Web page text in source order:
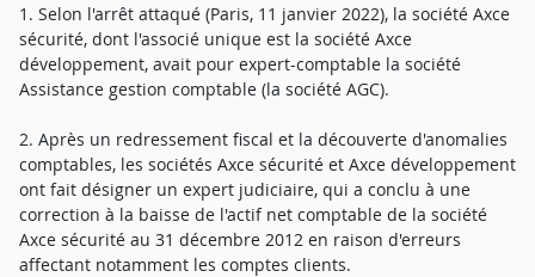
1. Selon l'arrêt attaqué (Paris, 11 janvier 2022), la société Axce
sécurité, dont l'associé unique est la société Axce
développement, avait pour expert-comptable la société
Assistance gestion comptable (la société AGC).
2. Après un redressement fiscal et la découverte d'anomalies
comptables, les sociétés Axce sécurité et Axce développement
ont fait désigner un expert judiciaire, qui a conclu à une
correction à la baisse de l'actif net comptable de la société
Axce sécurité au 31 décembre 2012 en raison d'erreurs
affectant notamment les comptes clients.